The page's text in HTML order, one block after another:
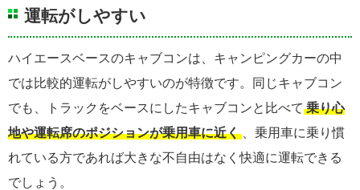
運転がしやすい
ハイエースベースのキャブコンは、キャンピングカーの中
では比較的運転がしやすいのが特徴です。同じキャブコン
でも、トラックをベースにしたキャブコンと比べて 乗り心
地や運転席のポジションが乗用車に近く
、乗用車に乗り慣
れている方であれば大きな不自由はなく快適に運転できる
でしょう。